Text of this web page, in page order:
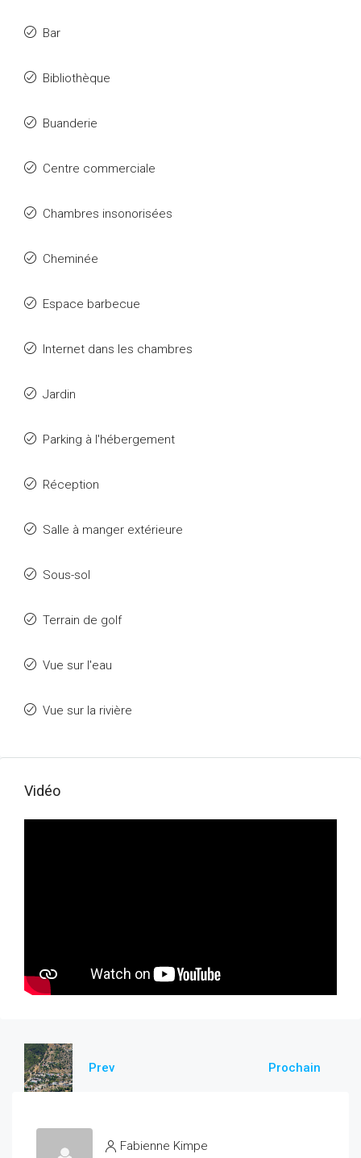
Bar
Bibliothèque
Buanderie
Centre commerciale
Chambres insonorisées
Cheminée
Espace barbecue
Internet dans les chambres
Jardin
Parking à l'hébergement
Réception
Salle à manger extérieure
Sous-sol
Terrain de golf
Vue sur l'eau
Vue sur la rivière
Vidéo
Prev Prochain
Fabienne Kimpe